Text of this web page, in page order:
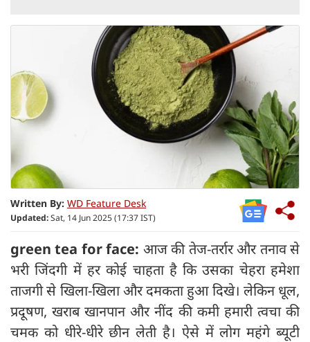
Written By: WD Feature Desk
Updated:Sat, 14 Jun 2025 (17:37 IST)
green tea for face: आज की तेज-तर्रार और तनाव से
भरी जिंदगी में हर कोई चाहता है कि उसका चेहरा हमेशा
ताजगी से खिला-खिला और दमकता हुआ दिखे। लेकिन धूल,
प्रदूषण, खराब खानपान और नींद की कमी हमारी त्वचा की
चमक को धीरे-धीरे छीन लेती है। ऐसे में लोग महंगे ब्यूटी